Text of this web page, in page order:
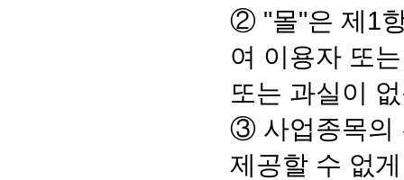
② "몰"은 제1
여 이용자 또
또는 과실이
③ 사업종목의
제공할 수 없